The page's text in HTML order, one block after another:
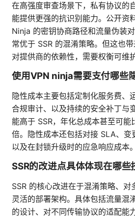
在高强度审查场景下，私有协议的
能提供更强的抗识别能力。公开资
Ninja 的密钥协商路径和流量伪装
常优于 SSR 的混淆策略。但这也
对提供商的依赖性，需要权衡可维
使用VPN ninja需要支付哪些
隐性成本主要包括定制化服务费、
合规审计、以及持续的安全补丁与
能高于 SSR，年化总成本甚至可
倍。隐性成本还包括对接 SLA、变
以及在封锁升级时的应急响应成本。
SSR的改进点具体体现在哪些
SSR 的核心改进在于混淆策略、对
灵活的部署架构。具体包括流量混
的设计、对不同传输协议的适配能